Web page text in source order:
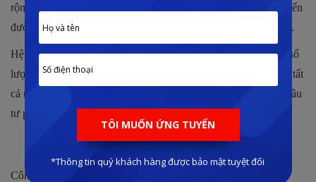
rộng rãi, hợp lý tạo điều kiện di chuyển thuận lợi. Nhập các tuyến
đường có hàng cây xanh, vỉa hè đảm bảo an toàn và cảnh quan.
Hệ thống tiện ích cũng được đầu tư đảm bảo về chất lượng và số
lượng nhằm cung ứng nhu cầu trong cuộc sống hàng ngày cho tất
cả người dân. Nhiều hoạt động cho trẻ em và người lớn được đầu
tư phù hợp nên quý khách có thể hiện tâm.
Chủ đầu tư uy tín.
Công ty cổ phần đầu tư